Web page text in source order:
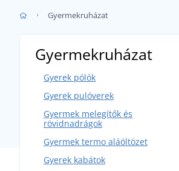
Gyermekruházat
Gyermekruházat
Gyerek pólók
Gyerek pulóverek
Gyermek melegítők és
rövidnadrágok
Gyermek termo aláöltözet
Gyerek kabátok